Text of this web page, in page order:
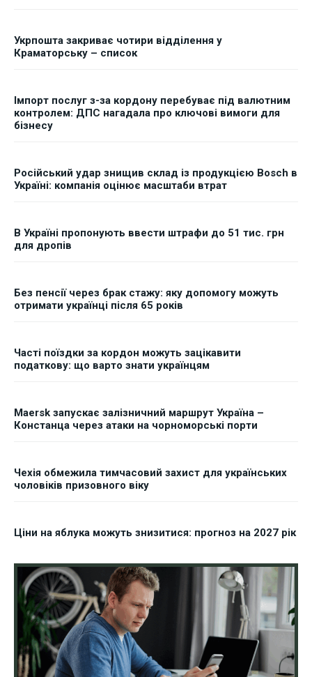
Укрпошта закриває чотири відділення у
Краматорську – список
Імпорт послуг з-за кордону перебуває під валютним
контролем: ДПС нагадала про ключові вимоги для
бізнесу
Російський удар знищив склад із продукцією Bosch в
Україні: компанія оцінює масштаби втрат
В Україні пропонують ввести штрафи до 51 тис. грн
для дропів
Без пенсії через брак стажу: яку допомогу можуть
отримати українці після 65 років
Часті поїздки за кордон можуть зацікавити
податкову: що варто знати українцям
Maersk запускає залізничний маршрут Україна –
Констанца через атаки на чорноморські порти
Чехія обмежила тимчасовий захист для українських
чоловіків призовного віку
Ціни на яблука можуть знизитися: прогноз на 2027 рік